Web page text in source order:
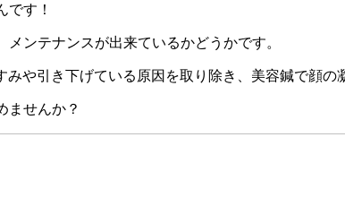
です！
ンテナンスが出来ているかどうかです。
や引き下げている原因を取り除き、美容鍼で顔の
ませんか？